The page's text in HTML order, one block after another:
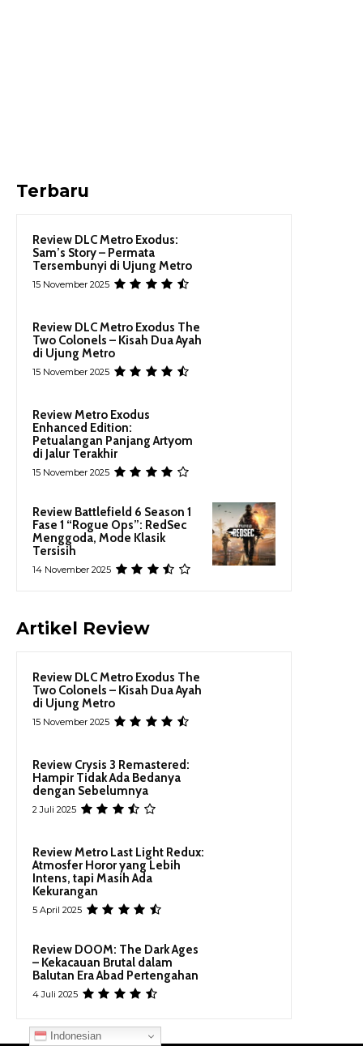
Terbaru
Review DLC Metro Exodus:
Sam’s Story – Permata
Tersembunyi di Ujung Metro
15 November 2025
Review DLC Metro Exodus The
Two Colonels – Kisah Dua Ayah
di Ujung Metro
15 November 2025
Review Metro Exodus
Enhanced Edition:
Petualangan Panjang Artyom
di Jalur Terakhir
15 November 2025
Review Battlefield 6 Season 1
Fase 1 “Rogue Ops”: RedSec
Menggoda, Mode Klasik
Tersisih
14 November 2025
Artikel Review
Review DLC Metro Exodus The
Two Colonels – Kisah Dua Ayah
di Ujung Metro
15 November 2025
Review Crysis 3 Remastered:
Hampir Tidak Ada Bedanya
dengan Sebelumnya
2 Juli 2025
Review Metro Last Light Redux:
Atmosfer Horor yang Lebih
Intens, tapi Masih Ada
Kekurangan
5 April 2025
Review DOOM: The Dark Ages
– Kekacauan Brutal dalam
Balutan Era Abad Pertengahan
4 Juli 2025
Indonesian